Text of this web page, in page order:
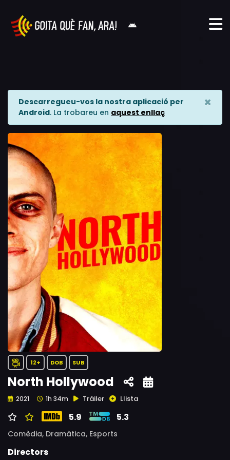
Descarregueu-vos la nostra aplicació per
Android. La trobareu en aquest enllaç
×
12+ DOB SUB
North Hollywood
2021 1h 34m Tràiler Llista
5.9 5.3
Comèdia, Dramàtica, Esports
Directors